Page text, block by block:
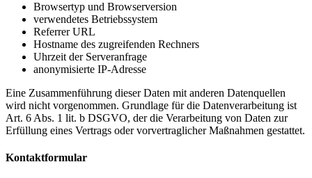
Browsertyp und Browserversion
verwendetes Betriebssystem
Referrer URL
Hostname des zugreifenden Rechners
Uhrzeit der Serveranfrage
anonymisierte IP-Adresse
Eine Zusammenführung dieser Daten mit anderen Datenquellen
wird nicht vorgenommen. Grundlage für die Datenverarbeitung ist
Art. 6 Abs. 1 lit. b DSGVO, der die Verarbeitung von Daten zur
Erfüllung eines Vertrags oder vorvertraglicher Maßnahmen gestattet.
Kontaktformular